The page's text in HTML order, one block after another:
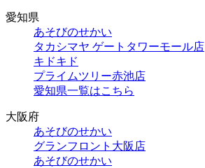
愛知県
あそびのせかい
タカシマヤ ゲートタワーモール店
キドキド
プライムツリー赤池店
愛知県一覧はこちら
大阪府
あそびのせかい
グランフロント大阪店
あそびのせかい